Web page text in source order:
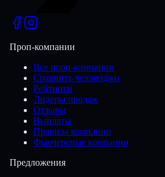
Проп-компании
Все проп-компании
Сравнить челленджи
Рейтинги
Лидеры продаж
Отзывы
Выплаты
Правила компании
Фьючерсные компании
Предложения